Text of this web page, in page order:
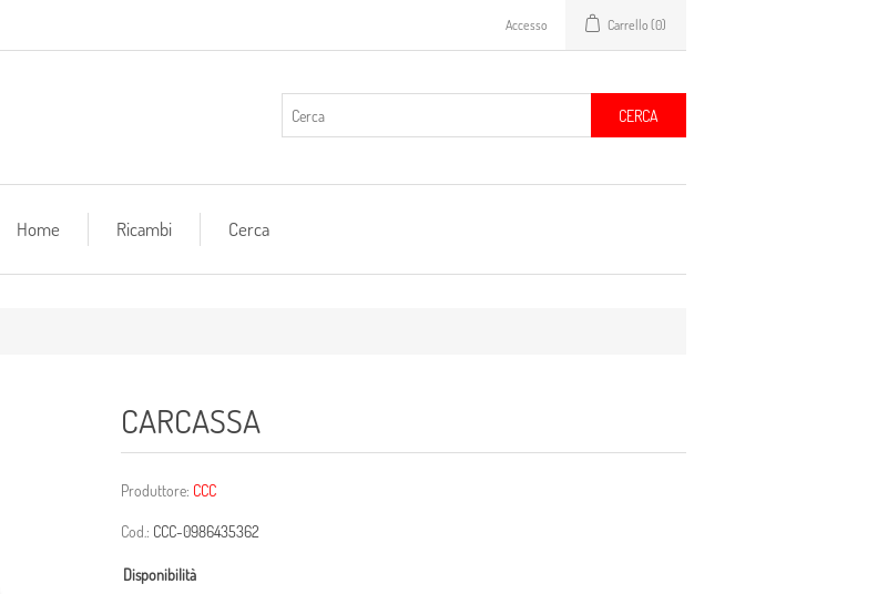
Accesso Carrello (0)
CERCA
Home Ricambi Cerca
CARCASSA
Produttore: CCC
Cod.: CCC-0986435362
Disponibilità